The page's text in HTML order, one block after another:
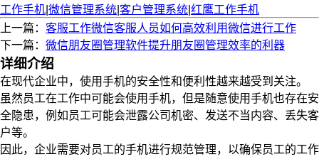
工作手机 微信管理系统 客户管理系统 红鹰工作手机
上一篇： 客服工作微信客服人员如何高效利用微信进行工作
下一篇： 微信朋友圈管理软件提升朋友圈管理效率的利器
详细介绍
在现代企业中，使用手机的安全性和便利性越来越受到关注。
虽然员工在工作中可能会使用手机，但是随意使用手机也存在安
全隐患，例如员工可能会泄露公司机密、发送不当内容、丢失客
户等。
因此，企业需要对员工的手机进行规范管理，以确保员工的工作